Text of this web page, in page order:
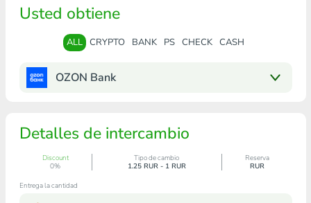
Usted obtiene
ALL CRYPTO BANK PS CHECK CASH
OZON Bank
Detalles de intercambio
Discount
0%
Tipo de cambio
1.25 RUR - 1 RUR
Reserva
RUR
Entrega la cantidad